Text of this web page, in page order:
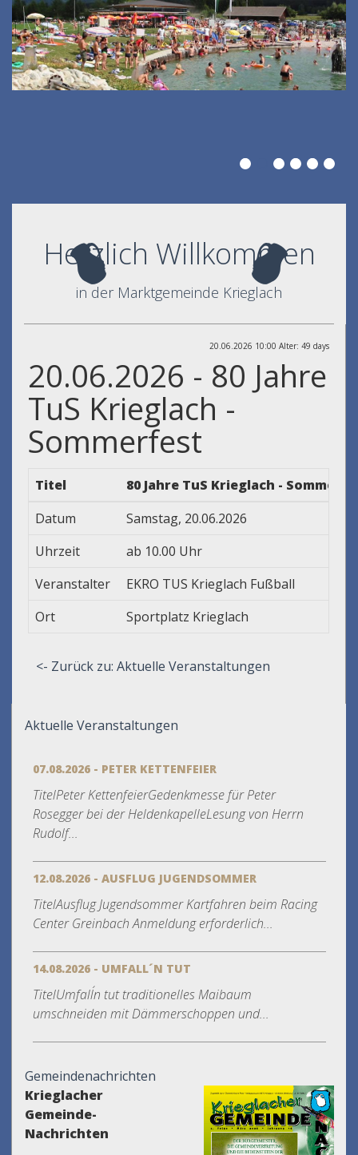
Herzlich Willkommen
in der Marktgemeinde Krieglach
20.06.2026 10:00 Alter: 49 days
20.06.2026 - 80 Jahre
TuS Krieglach -
Sommerfest
Titel
80 Jahre TuS Krieglach -
Datum
Samstag, 20.06.2026
Uhrzeit
ab 10.00 Uhr
Veranstalter
EKRO TUS Krieglach Fußball
Ort
Sportplatz Krieglach
<- Zurück zu: Aktuelle Veranstaltungen
Aktuelle Veranstaltungen
07.08.2026 - PETER KETTENFEIER
TitelPeter KettenfeierGedenkmesse für Peter
Rosegger bei der HeldenkapelleLesung von Herrn
Rudolf...
12.08.2026 - AUSFLUG JUGENDSOMMER
TitelAusflug Jugendsommer Kartfahren beim Racing
Center Greinbach Anmeldung erforderlich...
14.08.2026 - UMFALL´N TUT
TitelUmfall´n tut traditionelles Maibaum
umschneiden mit Dämmerschoppen und...
Gemeindenachrichten
Krieglacher
Gemeinde-
Nachrichten